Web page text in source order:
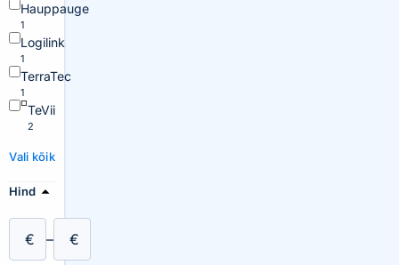
Hauppauge
1
Logilink
1
TerraTec
1
TeVii
2
Vali kõik
Hind
€ – €